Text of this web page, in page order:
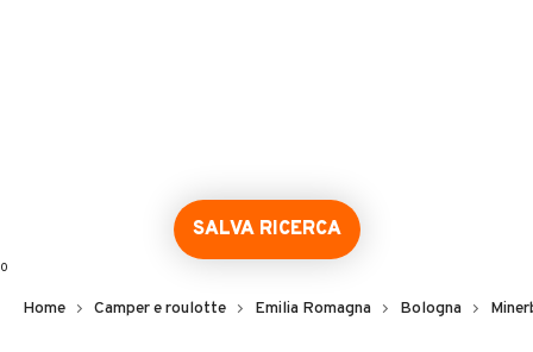
SALVA RICERCA
0
Home Camper e roulotte Emilia Romagna Bologna